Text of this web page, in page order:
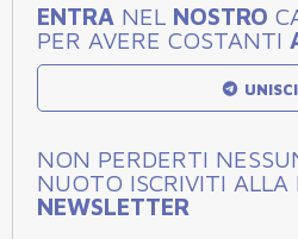
ENTRA NEL NOSTRO
PER AVERE COSTANTI
NON PERDERTI
NUOTO ISCRIVITI ALLA
NEWSLETTER